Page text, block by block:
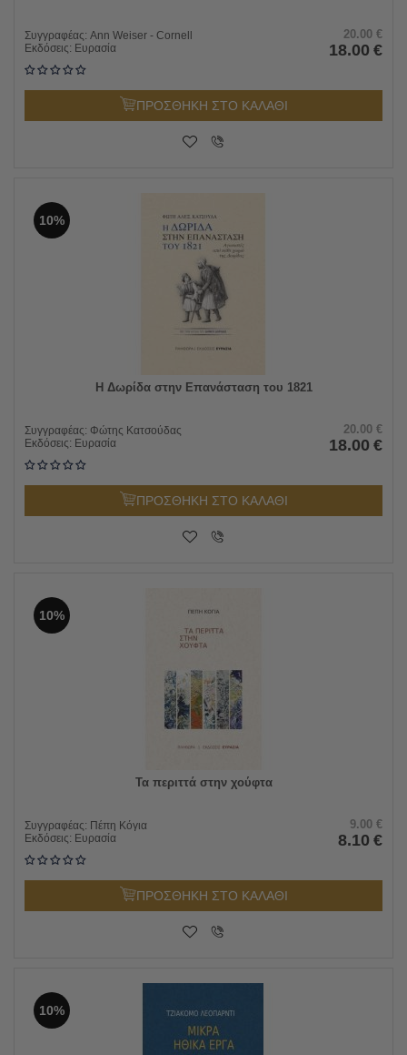
Συγγραφέας: Ann Weiser - Cornell
Εκδόσεις: Ευρασία
20.00 €
18.00 €
ΠΡΟΣΘΗΚΗ ΣΤΟ ΚΑΛΑΘΙ
10%
Η Δωρίδα στην Επανάσταση του 1821
Συγγραφέας: Φώτης Κατσούδας
Εκδόσεις: Ευρασία
20.00 €
18.00 €
ΠΡΟΣΘΗΚΗ ΣΤΟ ΚΑΛΑΘΙ
10%
Τα περιττά στην χούφτα
Συγγραφέας: Πέπη Κόγια
Εκδόσεις: Ευρασία
9.00 €
8.10 €
ΠΡΟΣΘΗΚΗ ΣΤΟ ΚΑΛΑΘΙ
10%